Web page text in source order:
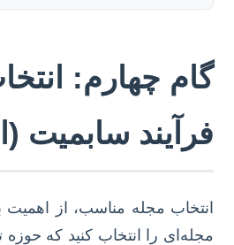
گام چهارم:
فرآیند سابمیت
انتخاب مجله مناسب، از اهمیت
مجله‌ای را انتخاب کنید که